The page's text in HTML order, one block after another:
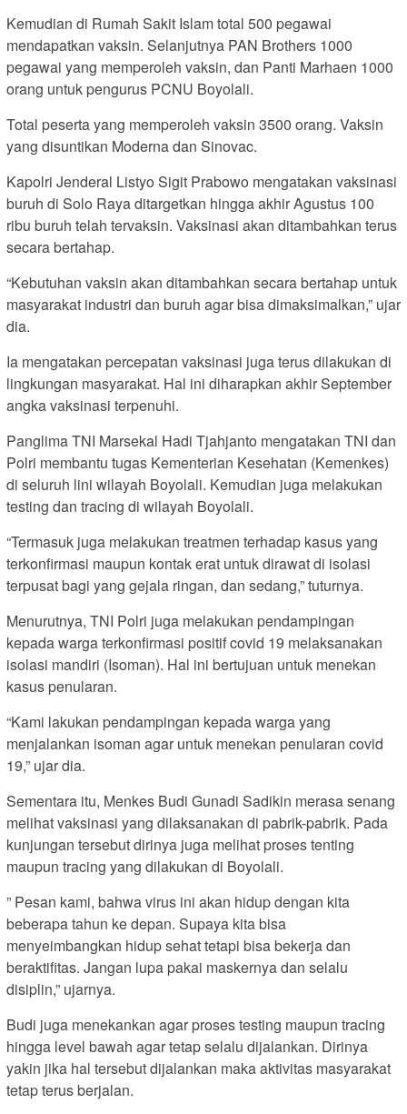
Kemudian di Rumah Sakit Islam total 500 pegawai
mendapatkan vaksin. Selanjutnya PAN Brothers 1000
pegawai yang memperoleh vaksin, dan Panti Marhaen 1000
orang untuk pengurus PCNU Boyolali.
Total peserta yang memperoleh vaksin 3500 orang. Vaksin
yang disuntikan Moderna dan Sinovac.
Kapolri Jenderal Listyo Sigit Prabowo mengatakan vaksinasi
buruh di Solo Raya ditargetkan hingga akhir Agustus 100
ribu buruh telah tervaksin. Vaksinasi akan ditambahkan terus
secara bertahap.
“Kebutuhan vaksin akan ditambahkan secara bertahap untuk
masyarakat industri dan buruh agar bisa dimaksimalkan,” ujar
dia.
Ia mengatakan percepatan vaksinasi juga terus dilakukan di
lingkungan masyarakat. Hal ini diharapkan akhir September
angka vaksinasi terpenuhi.
Panglima TNI Marsekal Hadi Tjahjanto mengatakan TNI dan
Polri membantu tugas Kementerian Kesehatan (Kemenkes)
di seluruh lini wilayah Boyolali. Kemudian juga melakukan
testing dan tracing di wilayah Boyolali.
“Termasuk juga melakukan treatmen terhadap kasus yang
terkonfirmasi maupun kontak erat untuk dirawat di isolasi
terpusat bagi yang gejala ringan, dan sedang,” tuturnya.
Menurutnya, TNI Polri juga melakukan pendampingan
kepada warga terkonfirmasi positif covid 19 melaksanakan
isolasi mandiri (Isoman). Hal ini bertujuan untuk menekan
kasus penularan.
“Kami lakukan pendampingan kepada warga yang
menjalankan isoman agar untuk menekan penularan covid
19,” ujar dia.
Sementara itu, Menkes Budi Gunadi Sadikin merasa senang
melihat vaksinasi yang dilaksanakan di pabrik-pabrik. Pada
kunjungan tersebut dirinya juga melihat proses tenting
maupun tracing yang dilakukan di Boyolali.
” Pesan kami, bahwa virus ini akan hidup dengan kita
beberapa tahun ke depan. Supaya kita bisa
menyeimbangkan hidup sehat tetapi bisa bekerja dan
beraktifitas. Jangan lupa pakai maskernya dan selalu
disiplin,” ujarnya.
Budi juga menekankan agar proses testing maupun tracing
hingga level bawah agar tetap selalu dijalankan. Dirinya
yakin jika hal tersebut dijalankan maka aktivitas masyarakat
tetap terus berjalan.